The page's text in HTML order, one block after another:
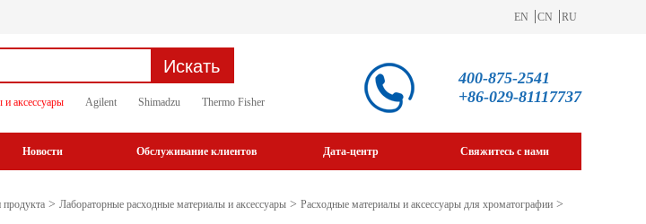
EN CN RU
Искать
аксессуары Agilent Shimadzu Thermo Fisher
400-875-2541
+86-029-81117737
Новости Обслуживание клиентов Дата-центр Свяжитесь с нами
продукта >Лабораторные расходные материалы и аксессуары >Расходные материалы и аксессуары для хроматографии >